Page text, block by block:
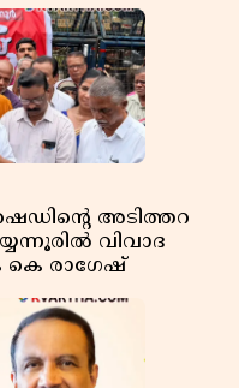
അടിത്തറ
വിവാദ
കെ രാഗേഷ്